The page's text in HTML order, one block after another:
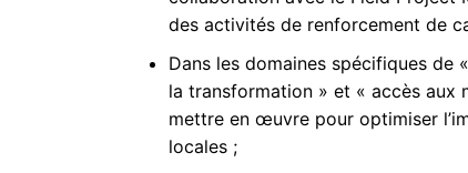
des activités de renforcement de
Dans les domaines spécifiques de
la transformation » et « accès aux
mettre en œuvre pour optimiser
locales ;